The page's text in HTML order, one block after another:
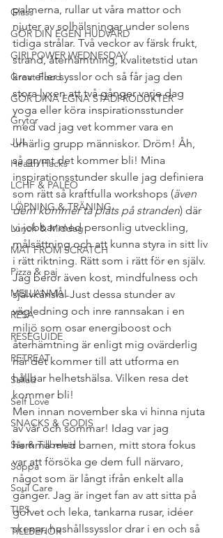
Glass
GÖR DIN EGEN HUDVÅRD
GIRLPOWER WEDNESDAY
Great Food
GÖR DINA EGNA STÄDPRODUKTER
Grytor
JUL
Health Hacks
LCHF & PALEO
LÖPNING & TRÄNING
Lunch & Middag
MAT FROM SCRATCH
Pizza & paj
MELLANMÅL
RESA
RESEGUIDE
RETREAT
Sallad
Self Love
SNACKS & GODIS
Sås & Tillbehör
Soppa
Soul Care
TIPS
TILLBEHÖR
palmerna, rullar ut våra mattor och
njuter av solhälsningar under solens
tidiga strålar. Två veckor av färsk frukt,
strand, återhämtning, kvalitetstid utan
krav eller sysslor och så får jag den
stora lyxen att två gånger varje dag
yoga eller köra inspirationsstunder
med vad jag vet kommer vara en
urhärlig grupp människor. Dröm! Åh,
så grymt det kommer bli! Mina
inspirationsstunder skulle jag definiera
som rätt så kraftfulla workshops (även
dem kommer ta plats på stranden) där
vi jobbar med personlig utveckling,
målsättning och att kunna styra in sitt liv
i rätt riktning. Rätt som i rätt för en själv.
Jag berör även kost, mindfulness och
självkänsla. Just dessa stunder av
vägledning och inre rannsakan i en
miljö som osar energiboost och
återhämtning är enligt mig ovärderlig
när det kommer till att utforma en
hållbar helhetshälsa. Vilken resa det
kommer bli!
Men innan november ska vi hinna njuta
av vår och sommar! Idag var jag
hemma med barnen, mitt stora fokus
var att försöka ge dem full närvaro,
något som är långt ifrån enkelt alla
gånger. Jag är inget fan av att sitta på
golvet och leka, tankarna rusar, idéer
skenar, hushållssysslor drar i en och så